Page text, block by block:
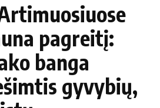
Horoskopai
Laisvalaikis
Maistas
Sveikata
Technologijos
pagreitį:
banga
gyvybių,